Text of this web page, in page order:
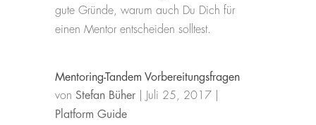
gute Gründe, warum auch Du Dich für
einen Mentor entscheiden solltest.
Mentoring-Tandem Vorbereitungsfragen
vonStefan Büher Juli 25, 2017
Platform Guide